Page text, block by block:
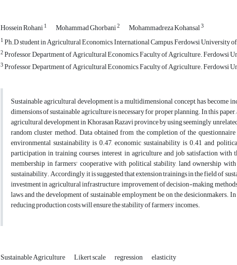
Hossein Rohani1 Mohammad Ghorbani2 Mohammadreza Kohansal3
1Ph.D student in Agricultural Economics, International Campus, Ferdowsi University of
2Professor, Department of Agricultural Economics, Faculty of Agriculture. Ferdowsi
3Professor, Department of Agricultural Economics, Faculty of Agriculture. Ferdowsi
Sustainable agricultural development is a multidimensional concept, has
dimensions of sustainable agriculture is necessary for proper planning. In this
agricultural development in Khorasan Razavi province by using seemingly
random cluster method. Data obtained from the completion of the
environmental sustainability is 0.47, economic sustainability is 0.41 and
participation in training courses, interest in agriculture and job satisfaction
membership in farmers' cooperative with political stability, land ownership
sustainability. Accordingly, it is suggested that extension trainings in the field of
investment in agricultural infrastructure, improvement of decision-making
laws and the development of sustainable employment be on the
reducing production costs will ensure the stability of farmers' incomes.
Sustainable Agriculture Likert scale regression elasticity